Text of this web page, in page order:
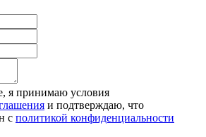
я принимаю условия
и подтверждаю, что
с политикой конфиденциальности